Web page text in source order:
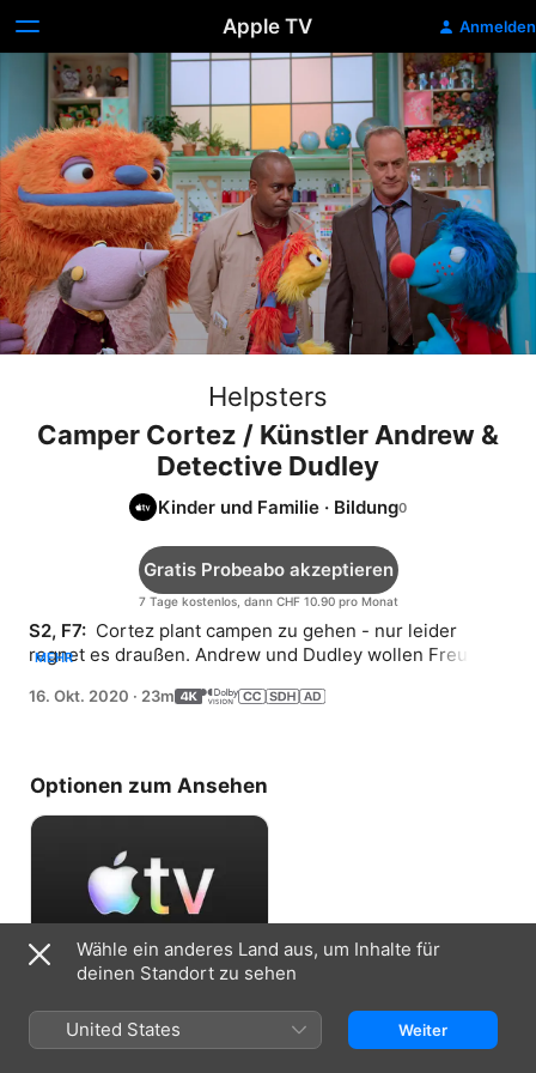
Apple TV Anmelden
Helpsters
Camper Cortez / Künstler Andrew &
Detective Dudley
Kinder und Familie · Bildung
7 Tage kostenlos, dann CHF 10.90 pro Monat
Gratis Probeabo akzeptieren
S2, F7: Cortez plant campen zu gehen - nur leider
regnet es draußen. Andrew und Dudley wollen Freunde
könnten.
MEHR
16. Okt. 2020 · 23m
Optionen zum Ansehen
Wähle ein anderes Land aus, um Inhalte für
deinen Standort zu sehen
United States Weiter